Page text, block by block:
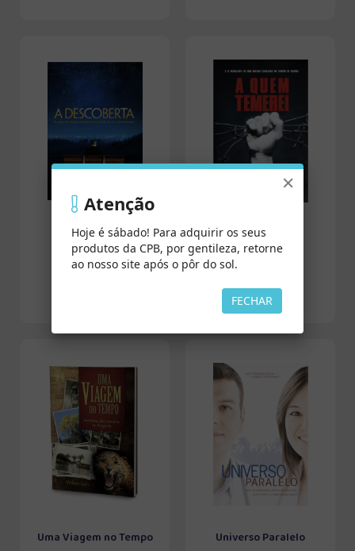
A Descoberta A Quem Temerei
Uma Viagem no Tempo Universo Paralelo
×
Atenção
Hoje é sábado! Para adquirir os seus
produtos da CPB, por gentileza, retorne
ao nosso site após o pôr do sol.
FECHAR